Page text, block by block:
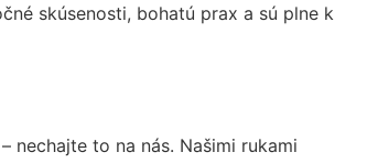
skúsenosti, bohatú prax a sú plne k
nechajte to na nás. Našimi rukami